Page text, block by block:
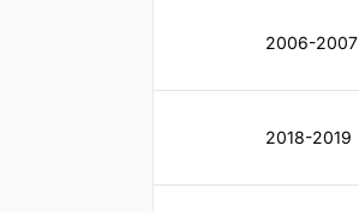
2006-2007
2018-2019